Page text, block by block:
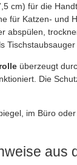
cm) für die
für Katzen- und
abspülen,
überzeugt
Die
im Büro
aus